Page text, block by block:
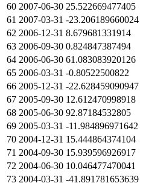
60 2007-06-30 25.522669477405
61 2007-03-31 -23.206189660024
62 2006-12-31 8.679681331914
63 2006-09-30 0.824847387494
64 2006-06-30 61.083083920126
65 2006-03-31 -0.80522500822
66 2005-12-31 -22.628459090947
67 2005-09-30 12.612470998918
68 2005-06-30 92.87184532805
69 2005-03-31 -11.984896971642
70 2004-12-31 15.444864374104
71 2004-09-30 15.939596926917
72 2004-06-30 10.046477470041
73 2004-03-31 -41.891781653639